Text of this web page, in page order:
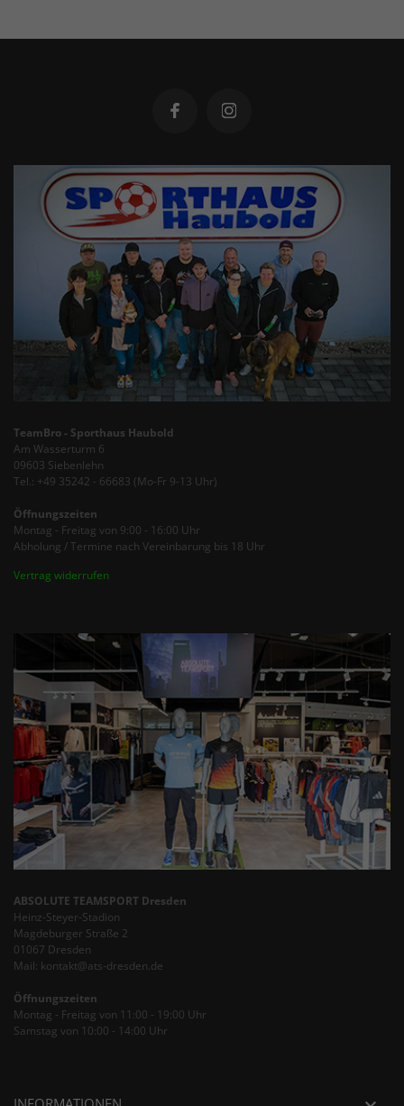
TeamBro - Sporthaus Haubold
Am Wasserturm 6
09603 Siebenlehn
Tel.: +49 35242 - 66683 (Mo-Fr 9-13 Uhr)
Öffnungszeiten
Montag - Freitag von 9:00 - 16:00 Uhr
Abholung / Termine nach Vereinbarung bis 18 Uhr
Vertrag widerrufen
ABSOLUTE TEAMSPORT Dresden
Heinz-Steyer-Stadion
Magdeburger Straße 2
01067 Dresden
Mail: kontakt@ats-dresden.de
Öffnungszeiten
Montag - Freitag von 11:00 - 19:00 Uhr
Samstag von 10:00 - 14:00 Uhr